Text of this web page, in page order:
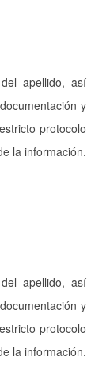
apellido, así
y
protocolo
la información.
apellido, así
y
protocolo
la información.